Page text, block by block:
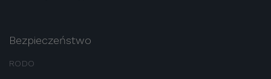
Bezpieczeństwo
RODO